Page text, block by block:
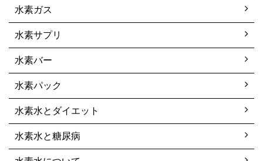
水素ガス
水素サプリ
水素バー
水素パック
水素水とダイエット
水素水と糖尿病